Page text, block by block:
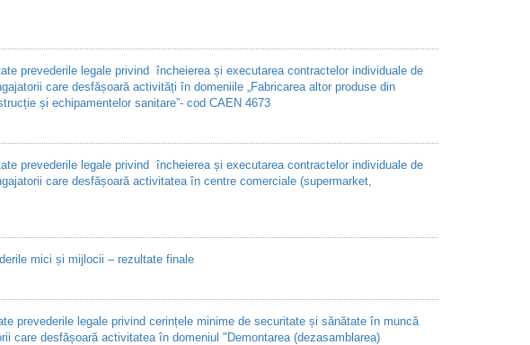
prevederile legale privind încheierea și executarea contractelor individuale de
care desfășoară activități în domeniile „Fabricarea altor produse din
și echipamentelor sanitare”- cod CAEN 4673
prevederile legale privind încheierea și executarea contractelor individuale de
care desfășoară activitatea în centre comerciale (supermarket,
mici și mijlocii – rezultate finale
prevederile legale privind cerințele minime de securitate și sănătate în muncă
care desfășoară activitatea în domeniul "Demontarea (dezasamblarea)